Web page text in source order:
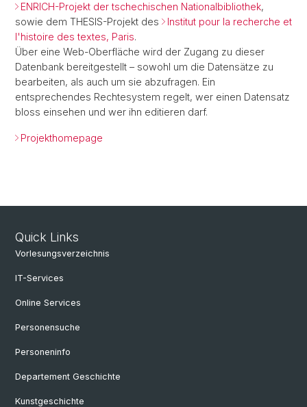
ENRICH-Projekt der tschechischen Nationalbibliothek,
sowie dem THESIS-Projekt des
Institut pour la recherche et
l'histoire des textes, Paris.
Über eine Web-Oberfläche wird der Zugang zu dieser
Datenbank bereitgestellt – sowohl um die Datensätze zu
bearbeiten, als auch um sie abzufragen. Ein
entsprechendes Rechtesystem regelt, wer einen Datensatz
bloss einsehen und wer ihn editieren darf.
Projekthomepage
Quick Links
Vorlesungsverzeichnis
IT-Services
Online Services
Personensuche
Personeninfo
Departement Geschichte
Kunstgeschichte